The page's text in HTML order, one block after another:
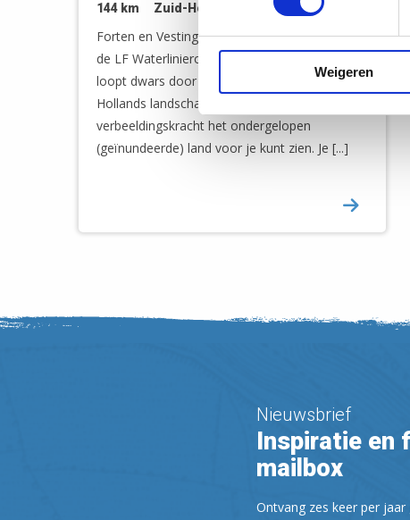
Weigeren
144 km Zuid-Holland
Forten en Vestingen is een weekendvariant op
de LF Waterlinieroute. Deze LF-weekendtocht
loopt dwars door het Groene Hart. Een oer-
Hollands landschap waar je met
verbeeldingskracht het ondergelopen
(geïnundeerde) land voor je kunt zien. Je [...]
Nieuwsbrief
Inspiratie en
mailbox
Ontvang zes keer per